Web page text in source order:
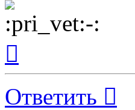
началу
Ответить